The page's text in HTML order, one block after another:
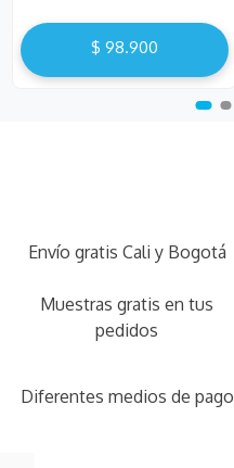
$ 98.900
Envío gratis Cali y Bogotá
Muestras gratis en tus
pedidos
Diferentes medios de pago